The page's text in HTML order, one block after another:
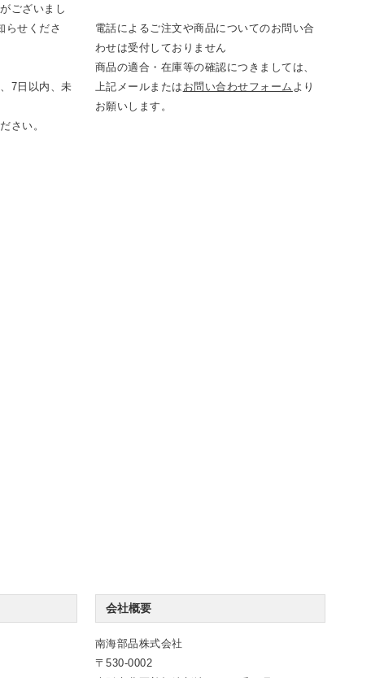
ございまし
らせくださ
7日以内、未
さい。
電話によるご注文や商品についてのお問い合
わせは受付しておりません
商品の適合・在庫等の確認につきましては、
上記メールまたは お問い合わせフォーム より
お願いします。
会社概要
南海部品株式会社
530-0002